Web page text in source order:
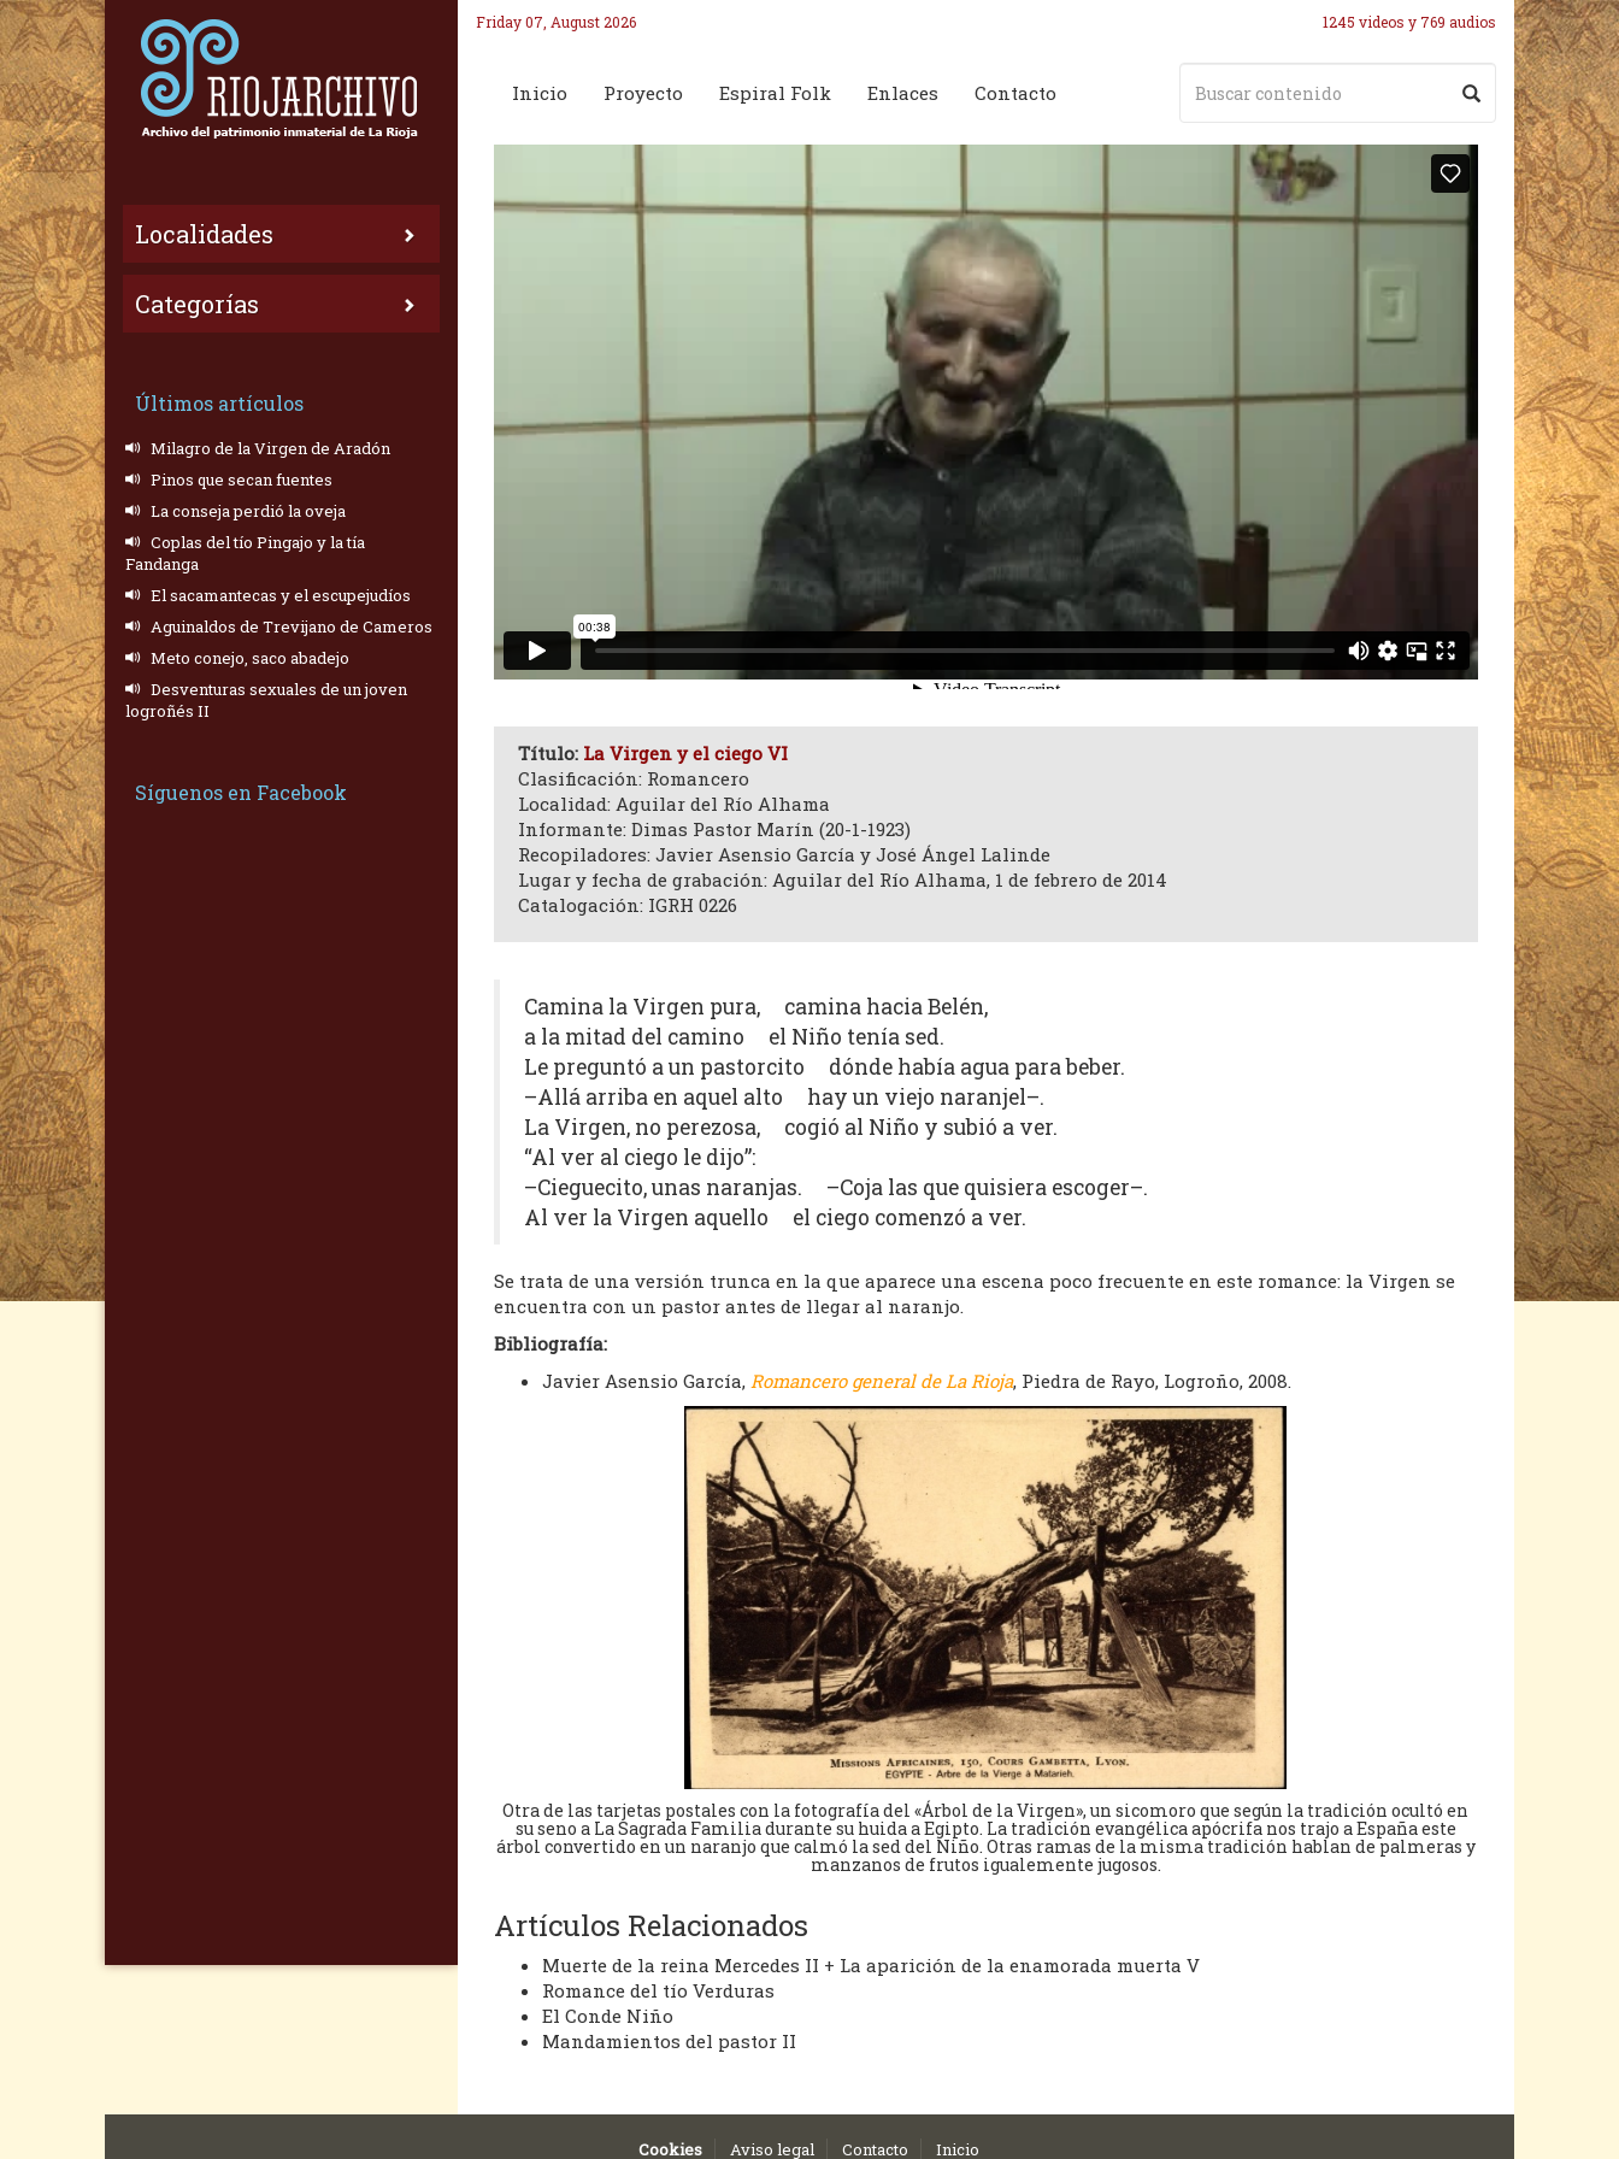
Localidades
Categorías
Últimos artículos
Milagro de la Virgen de Aradón
Pinos que secan fuentes
La conseja perdió la oveja
Coplas del tío Pingajo y la tía
Fandanga
El sacamantecas y el escupejudíos
Aguinaldos de Trevijano de Cameros
Meto conejo, saco abadejo
Desventuras sexuales de un joven
logroñés II
Síguenos en Facebook
Friday 07, August 2026 1245 videos y 769 audios
Inicio Proyecto Espiral Folk Enlaces Contacto
Título: La Virgen y el ciego VI
Clasificación: Romancero
Localidad: Aguilar del Río Alhama
Informante: Dimas Pastor Marín (20-1-1923)
Recopiladores: Javier Asensio García y José Ángel Lalinde
Lugar y fecha de grabación: Aguilar del Río Alhama, 1 de febrero de 2014
Catalogación: IGRH 0226
Camina la Virgen pura, camina hacia Belén,
a la mitad del camino el Niño tenía sed.
Le preguntó a un pastorcito dónde había agua para beber.
–Allá arriba en aquel alto hay un viejo naranjel–.
La Virgen, no perezosa, cogió al Niño y subió a ver.
“Al ver al ciego le dijo”:
–Cieguecito, unas naranjas. –Coja las que quisiera escoger–.
Al ver la Virgen aquello el ciego comenzó a ver.
Se trata de una versión trunca en la que aparece una escena poco frecuente en este romance: la Virgen se
encuentra con un pastor antes de llegar al naranjo.
Bibliografía:
Javier Asensio García, Romancero general de La Rioja, Piedra de Rayo, Logroño, 2008.
Otra de las tarjetas postales con la fotografía del «Árbol de la Virgen», un sicomoro que según la tradición ocultó en
su seno a La Sagrada Familia durante su huida a Egipto. La tradición evangélica apócrifa nos trajo a España este
árbol convertido en un naranjo que calmó la sed del Niño. Otras ramas de la misma tradición hablan de palmeras y
manzanos de frutos igualemente jugosos.
Artículos Relacionados
Muerte de la reina Mercedes II + La aparición de la enamorada muerta V
Romance del tío Verduras
El Conde Niño
Mandamientos del pastor II
Cookies Aviso legal Contacto Inicio